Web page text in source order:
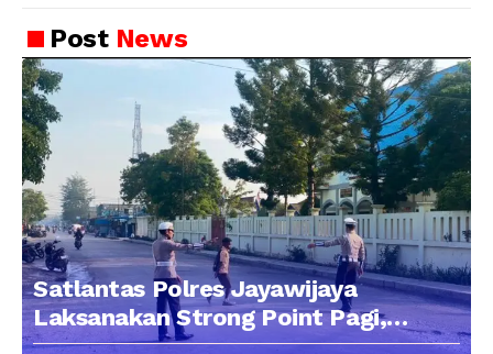
Berintegritas
PostNews
Satlantas Polres Jayawijaya
Laksanakan Strong Point Pagi,
Edukasi Pengendara dengan